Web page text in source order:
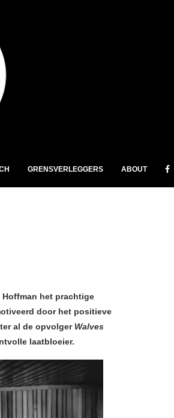
GRENSVERLEGGERS ABOUT
het prachtige
door het positieve
al de opvolger Walves
laatbloeier.